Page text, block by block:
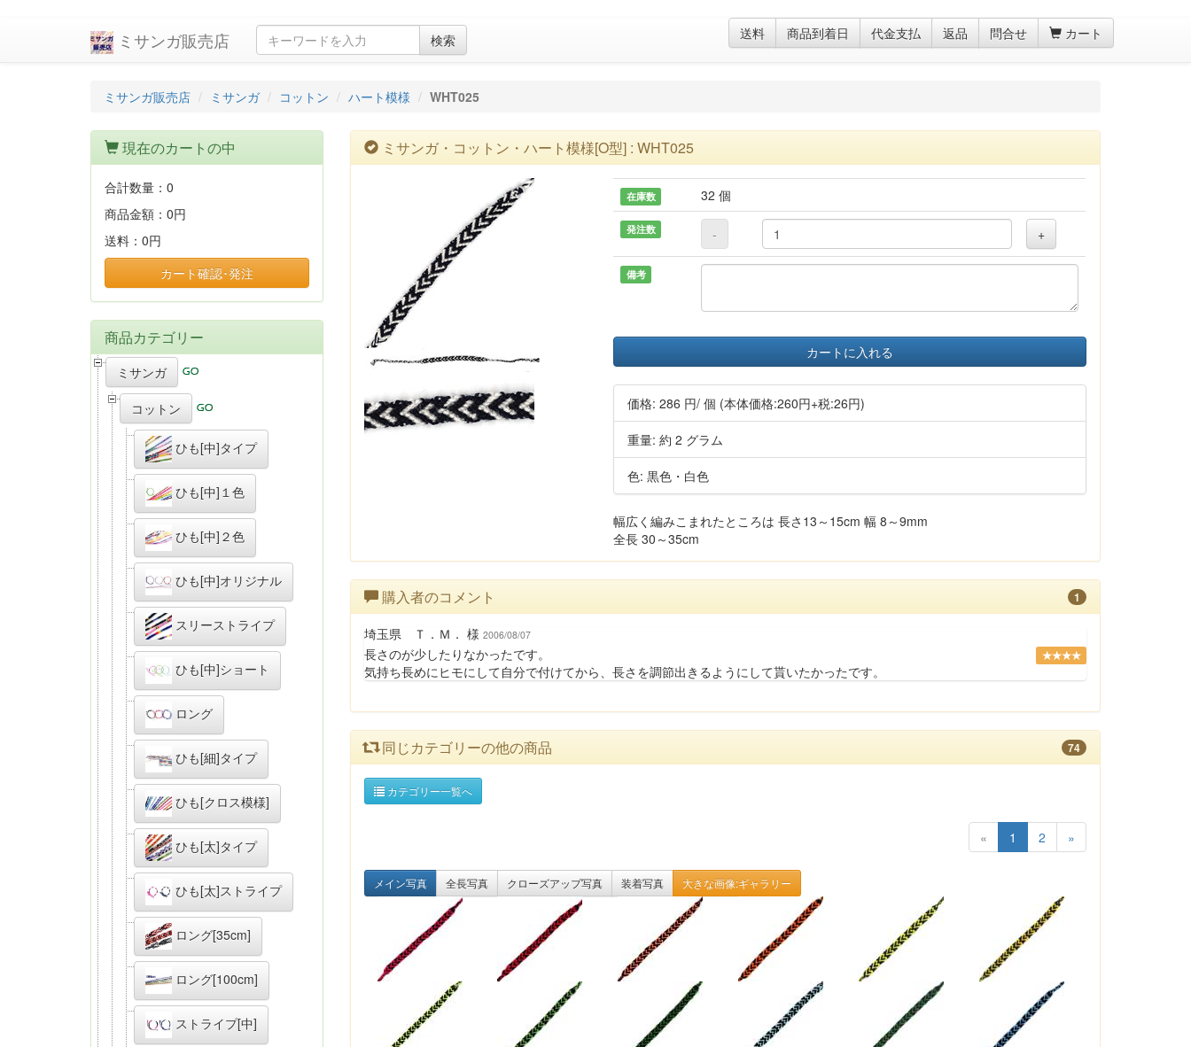
ミサンガ販売店 検索 送料 商品到着日 代金支払 返品 問合せ カート
ミサンガ販売店 ミサンガ コットン ハート模様 WHT025
ミサンガ・コットン・ハート模様[O型] : WHT025
在庫数 32 個
発注数 - +
備考
カートに入れる
価格:286 円/ 個 (本体価格:260円+税:26円)
重量: 約 2 グラム
色: 黒色・白色
幅広く編みこまれたところは 長さ13～15cm 幅 8～9mm
全長 30～35cm
購入者のコメント 1
埼玉県 Ｔ．Ｍ． 様 2006/08/07
★★★★
長さのが少したりなかったです。
気持ち長めにヒモにして自分で付けてから、長さを調節出きるようにして貰いたかったです。
同じカテゴリーの他の商品 74
カテゴリー一覧へ
« 1 2 »
メイン写真 全長写真 クローズアップ写真 装着写真 大きな画像:ギャラリー
現在のカートの中
合計数量： 0
商品金額： 0円
送料： 0円
カート確認･発注
商品カテゴリー
ミサンガ
コットン
ひも[中]タイプ
ひも[中]１色
ひも[中]２色
ひも[中]オリジナル
スリーストライプ
ひも[中]ショート
ロング
ひも[細]タイプ
ひも[クロス模様]
ひも[太]タイプ
ひも[太]ストライプ
ロング[35cm]
ロング[100cm]
ストライプ[中]